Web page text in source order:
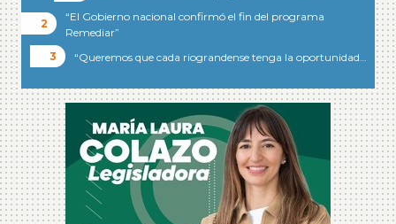
“El Gobierno nacional confirmó el fin del programa
Remediar”
“Queremos que cada riograndense tenga la oportunidad…